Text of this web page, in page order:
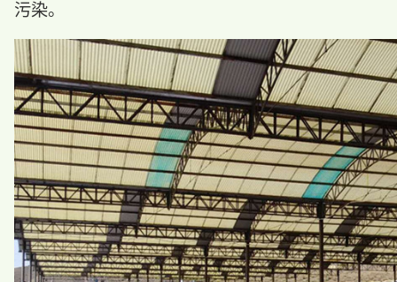
污染。